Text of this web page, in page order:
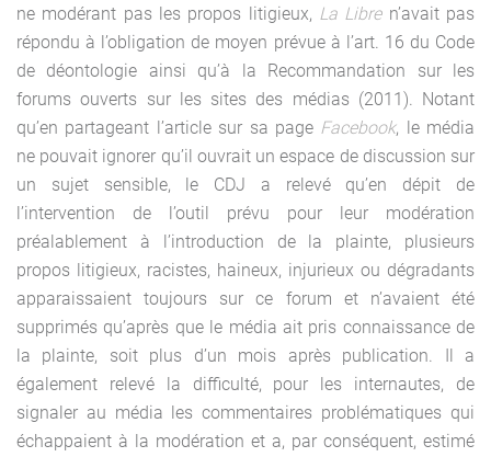
ne modérant pas les propos litigieux, La Libren’avait pas
répondu à l’obligation de moyen prévue à l’art. 16 du Code
de déontologie ainsi qu’à la Recommandation sur les
forums ouverts sur les sites des médias (2011). Notant
qu’en partageant l’article sur sa page Facebook, le média
ne pouvait ignorer qu’il ouvrait un espace de discussion sur
un sujet sensible, le CDJ a relevé qu’en dépit de
l’intervention de l’outil prévu pour leur modération
préalablement à l’introduction de la plainte, plusieurs
propos litigieux, racistes, haineux, injurieux ou dégradants
apparaissaient toujours sur ce forum et n’avaient été
supprimés qu’après que le média ait pris connaissance de
la plainte, soit plus d’un mois après publication. Il a
également relevé la difficulté, pour les internautes, de
signaler au média les commentaires problématiques qui
échappaient à la modération et a, par conséquent, estimé